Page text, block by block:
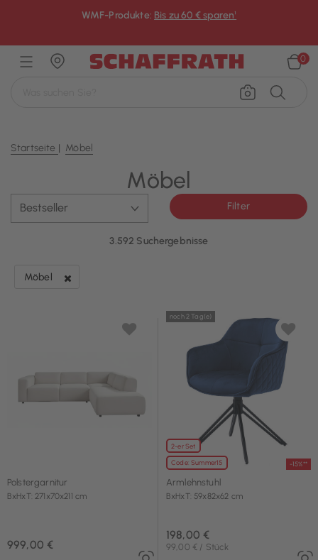
WMF-Produkte: Bis zu 60 € sparen¹
0
Startseite Möbel
Möbel
Filter
3.592 Suchergebnisse
Möbel
Filter entfernen Derzeit verfeinert von Kategorie: Möbel
Polstergarnitur
BxHxT: 271x70x211 cm
999,00 €
2-er Set
Code: Summer15 -15%**
noch 2 Tag(e)
Armlehnstuhl
BxHxT: 59x82x62 cm
198,00 €
99,00 € / Stück